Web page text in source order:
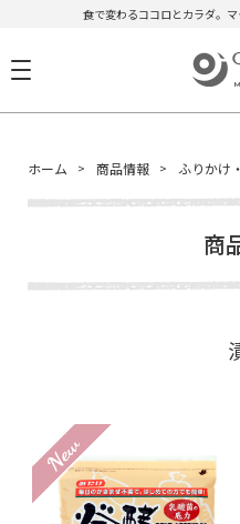
食で変わるココロとカラダ。
ホーム 商品情報 ふりかけ
商